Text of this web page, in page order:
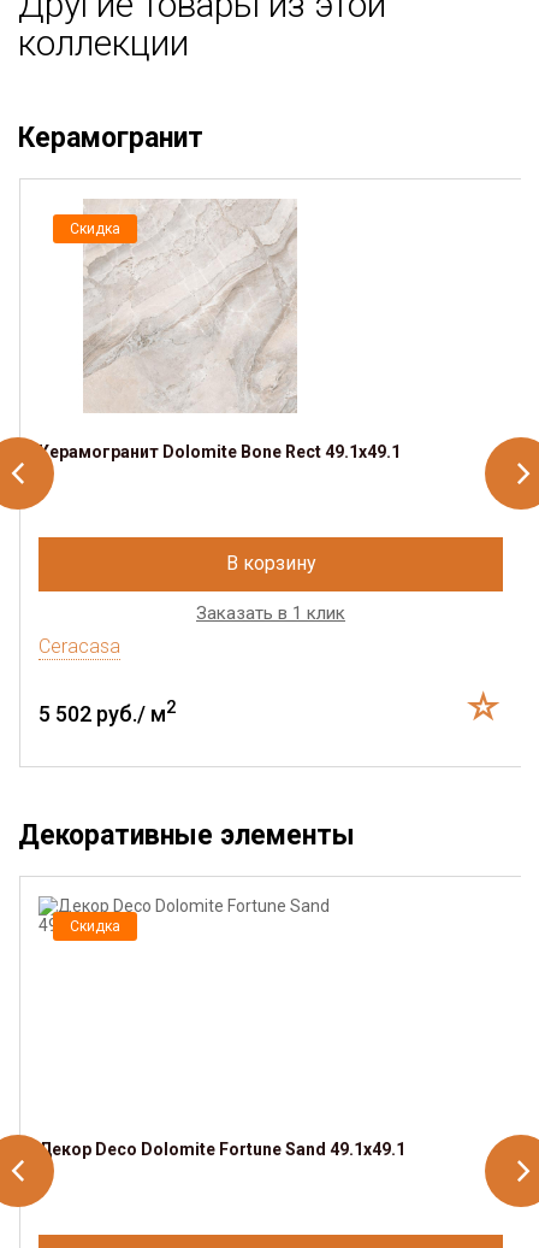
коллекции
Керамогранит
Скидка
Керамогранит Dolomite Bone Rect 49.1х49.1
В корзину
Заказать в 1 клик
Ceracasa
5 502 руб./ м2
Декоративные элементы
Скидка
Декор Deco Dolomite Fortune Sand 49.1х49.1